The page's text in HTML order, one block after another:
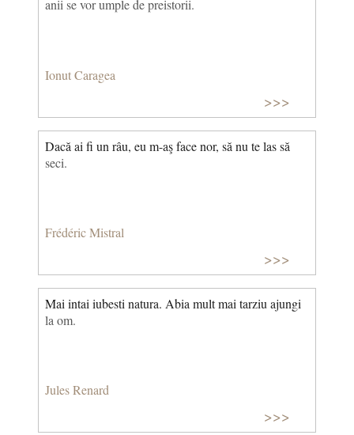
anii se vor umple de preistorii.
Ionut Caragea
>>>
Dacă ai fi un râu, eu m-aş face nor, să nu te las să
seci.
Frédéric Mistral
>>>
Mai intai iubesti natura. Abia mult mai tarziu ajungi
la om.
Jules Renard
>>>